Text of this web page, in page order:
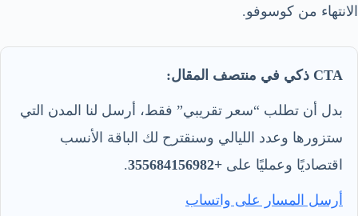
الانتهاء من كوسوفو.
CTA ذكي في منتصف المقال:
بدل أن تطلب “سعر تقريبي” فقط، أرسل لنا المدن التي
ستزورها وعدد الليالي وسنقترح لك الباقة الأنسب
اقتصاديًا وعمليًا على +355684156982
.
أرسل المسار على واتساب